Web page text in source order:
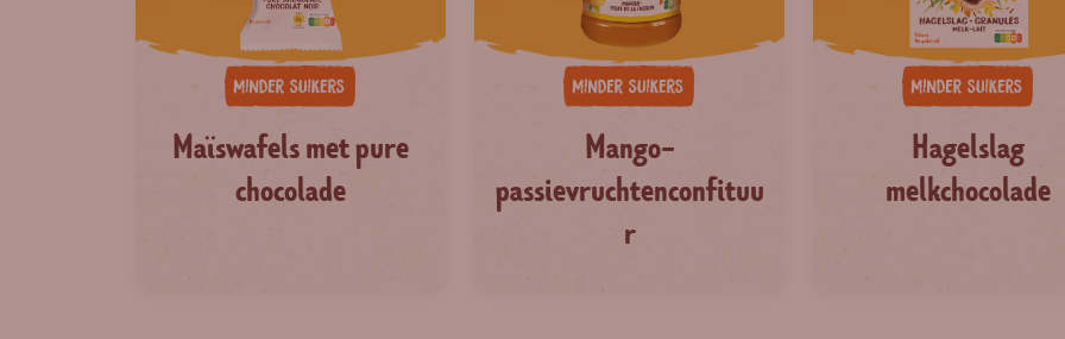
Maïswafels met pure
chocolade
Mango-
passievruchtenconfituu
r
Hagelslag
melkchocolade